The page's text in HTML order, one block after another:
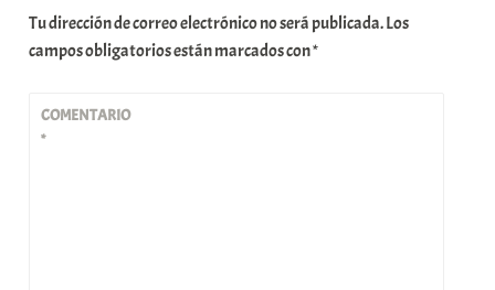
Tu dirección de correo electrónico no será publicada.Los
campos obligatorios están marcados con*
COMENTARIO
*